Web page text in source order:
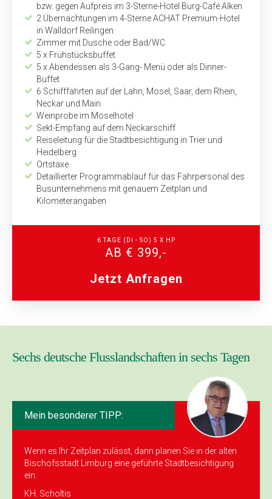
bzw. gegen Aufpreis im 3-Sterne-Hotel Burg-Café Alken
2 Übernachtungen im 4-Sterne ACHAT Premium-Hotel
in Walldorf Reilingen
Zimmer mit Dusche oder Bad/WC
5 x Frühstücksbuffet
5 x Abendessen als 3-Gang- Menü oder als Dinner-
Buffet
6 Schifffahrten auf der Lahn, Mosel, Saar, dem Rhein,
Neckar und Main
Weinprobe im Moselhotel
Sekt-Empfang auf dem Neckarschiff
Reiseleitung für die Stadtbesichtigung in Trier und
Heidelberg
Ortstaxe
Detaillierter Programmablauf für das Fahrpersonal des
Bus­unternehmens mit genauem Zeitplan und
Kilometerangaben
6 TAGE (DI - SO) 5 X HP
AB € 399,-
Jetzt Anfragen
Sechs deutsche Flusslandschaften in sechs Tagen
Mein besonderer TIPP:
Wenn es Ihr Zeitplan zulässt, dann planen Sie in der alten
Bischofsstadt Limburg eine geführte Stadt­besichtigung
ein.
KH. Scholtis